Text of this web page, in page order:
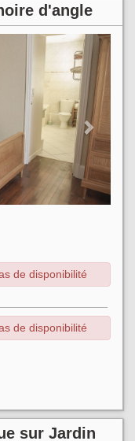
d'angle
Next
de disponibilité
de disponibilité
sur Jardin